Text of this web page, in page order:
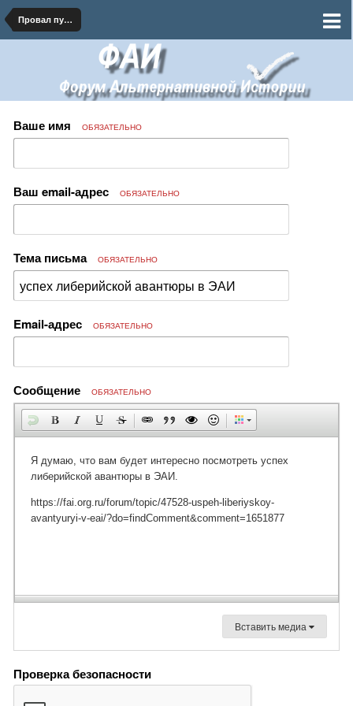
Провал путча Пилсудского
Ваше имя ОБЯЗАТЕЛЬНО
Ваш email-адрес ОБЯЗАТЕЛЬНО
Тема письма ОБЯЗАТЕЛЬНО
Email-адрес ОБЯЗАТЕЛЬНО
Сообщение ОБЯЗАТЕЛЬНО
Вставить медиа
Проверка безопасности